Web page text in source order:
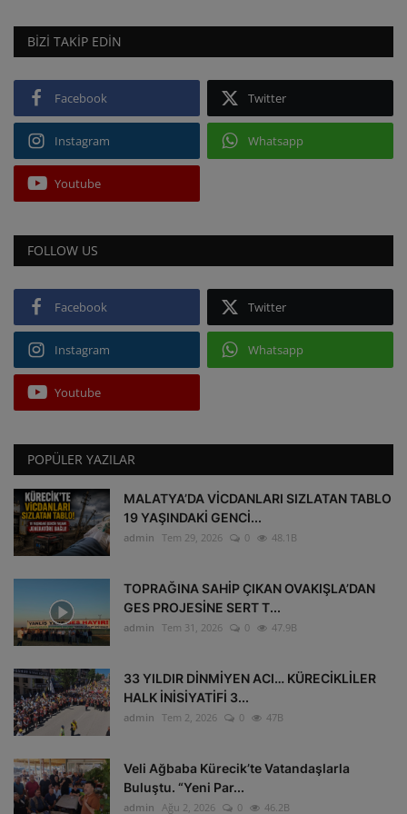
BIZI TAKIP EDIN
Facebook Twitter
Instagram Whatsapp
Youtube
FOLLOW US
Facebook Twitter
Instagram Whatsapp
Youtube
POPÜLER YAZILAR
MALATYA’DA VİCDANLARI SIZLATAN TABLO
19 YAŞINDAKİ GENCİ...
admin Tem 29, 2026 0 48.1B
TOPRAĞINA SAHİP ÇIKAN OVAKIŞLA’DAN
GES PROJESİNE SERT T...
admin Tem 31, 2026 0 47.9B
33 YILDIR DİNMİYEN ACI… KÜRECİKLİLER
HALK İNİSİYATİFİ 3...
admin Tem 2, 2026 0 47B
Veli Ağbaba Kürecik’te Vatandaşlarla
Buluştu. “Yeni Par...
admin Ağu 2, 2026 0 46.2B